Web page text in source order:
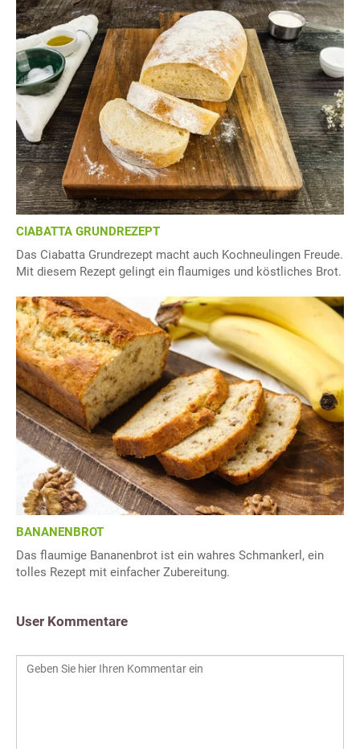
CIABATTA GRUNDREZEPT
Das Ciabatta Grundrezept macht auch Kochneulingen Freude.
Mit diesem Rezept gelingt ein flaumiges und köstliches Brot.
BANANENBROT
Das flaumige Bananenbrot ist ein wahres Schmankerl, ein
tolles Rezept mit einfacher Zubereitung.
User Kommentare